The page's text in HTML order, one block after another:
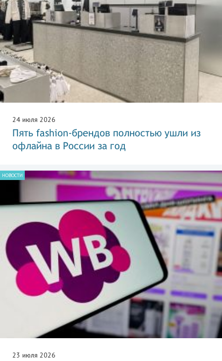
24 июля 2026
Пять fashion-брендов полностью ушли из
офлайна в России за год
НОВОСТИ
23 июля 2026